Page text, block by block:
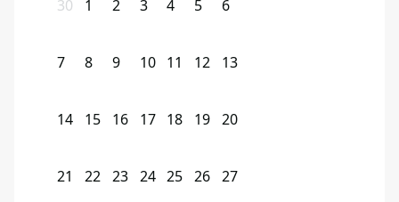
30 1 2 3 4 5 6
7 8 9 10 11 12 13
14 15 16 17 18 19 20
21 22 23 24 25 26 27